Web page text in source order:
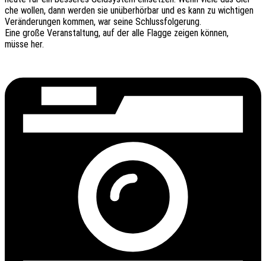
che wollen, dann werden sie unüber­hör­bar und es kann zu wich­ti­gen
Verän­de­run­gen kommen, war seine Schlussfolgerung.
Eine große Veran­stal­tung, auf der alle Flagge zeigen können,
müsse her.